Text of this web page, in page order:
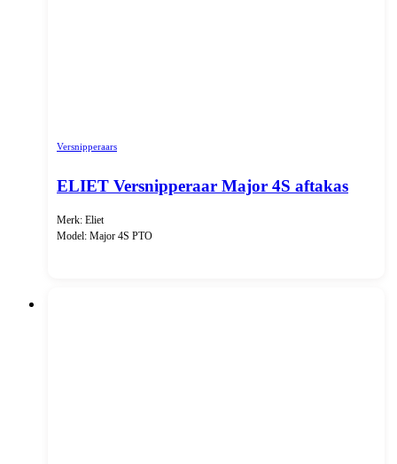
Versnipperaars
ELIET Versnipperaar Major 4S aftakas
Merk: Eliet
Model: Major 4S PTO